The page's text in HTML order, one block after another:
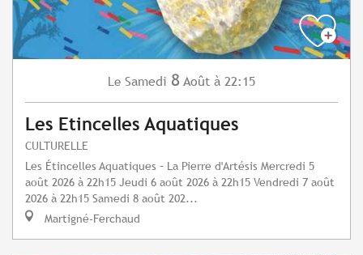
Le Samedi 8 Août à 22:15
Les Etincelles Aquatiques
CULTURELLE
Les Étincelles Aquatiques – La Pierre d'Artésis Mercredi 5
août 2026 à 22h15 Jeudi 6 août 2026 à 22h15 Vendredi 7 août
2026 à 22h15 Samedi 8 août 202...
Martigné-Ferchaud